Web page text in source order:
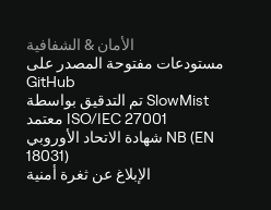
الأمان & الشفافية
مستودعات مفتوحة المصدر على
GitHub
تم التدقيق بواسطة SlowMist
معتمد ISO/IEC 27001
شهادة الاتحاد الأوروبي NB (EN
18031)
الإبلاغ عن ثغرة أمنية